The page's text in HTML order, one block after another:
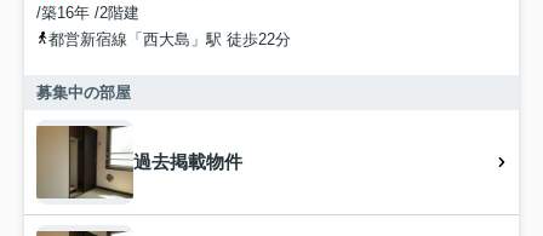
/築16年 /2階建
都営新宿線「西大島」駅 徒歩22分
募集中の部屋
過去掲載物件